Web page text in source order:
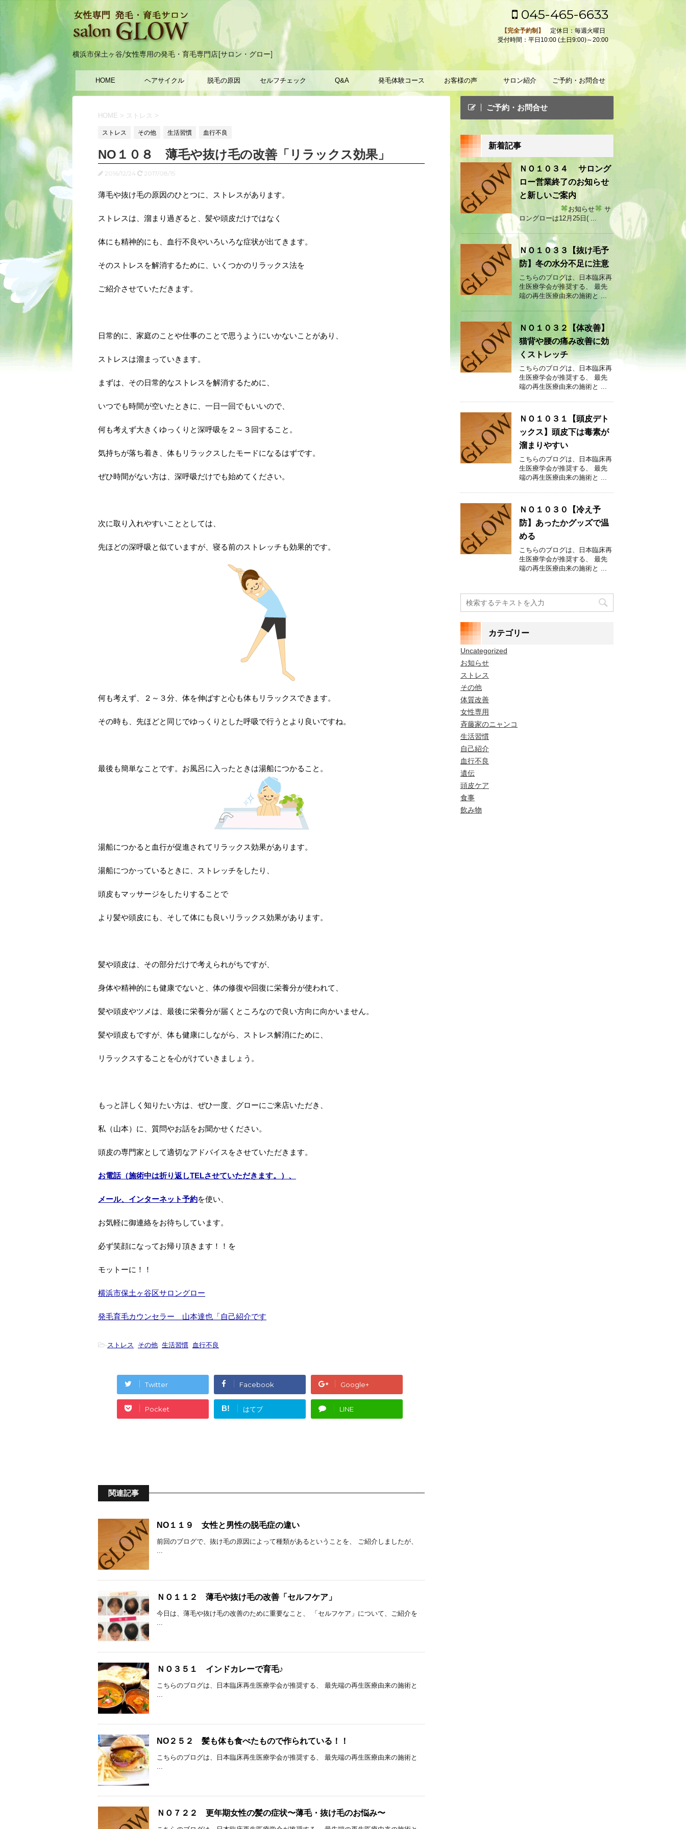
横浜市保土ヶ谷/女性専用の発毛・育毛専門店[サロン・グロー]
045-465-6633
【完全予約制】
定休日：毎週火曜日
受付時間：平日10:00 (土日9:00)～20:00
HOME ヘアサイクル 脱毛の原因 セルフチェック Q&A 発毛体験コース お客様の声 サロン紹介 ご予約・お問合せ
HOME > ストレス >
ストレス その他 生活習慣 血行不良
NO１０８ 薄毛や抜け毛の改善「リラックス効果」
2016/12/24 2017/08/15
薄毛や抜け毛の原因のひとつに、ストレスがあります。
ストレスは、溜まり過ぎると、髪や頭皮だけではなく
体にも精神的にも、血行不良やいろいろな症状が出てきます。
そのストレスを解消するために、いくつかのリラックス法を
ご紹介させていただきます。
日常的に、家庭のことや仕事のことで思うようにいかないことがあり、
ストレスは溜まっていきます。
まずは、その日常的なストレスを解消するために、
いつでも時間が空いたときに、一日一回でもいいので、
何も考えず大きくゆっくりと深呼吸を２～３回すること。
気持ちが落ち着き、体もリラックスしたモードになるはずです。
ぜひ時間がない方は、深呼吸だけでも始めてください。
次に取り入れやすいこととしては、
先ほどの深呼吸と似ていますが、寝る前のストレッチも効果的です。
何も考えず、２～３分、体を伸ばすと心も体もリラックスできます。
その時も、先ほどと同じでゆっくりとした呼吸で行うとより良いですね。
最後も簡単なことです。お風呂に入ったときは湯船につかること。
湯船につかると血行が促進されてリラックス効果があります。
湯船につかっているときに、ストレッチをしたり、
頭皮もマッサージをしたりすることで
より髪や頭皮にも、そして体にも良いリラックス効果があります。
髪や頭皮は、その部分だけで考えられがちですが、
身体や精神的にも健康でないと、体の修復や回復に栄養分が使われて、
髪や頭皮やツメは、最後に栄養分が届くところなので良い方向に向かいません。
髪や頭皮もですが、体も健康にしながら、ストレス解消にために、
リラックスすることを心がけていきましょう。
もっと詳しく知りたい方は、ぜひ一度、グローにご来店いただき、
私（山本）に、質問やお話をお聞かせください。
頭皮の専門家として適切なアドバイスをさせていただきます。
お電話（施術中は折り返しTELさせていただきます。）、
メール、インターネット予約を使い、
お気軽に御連絡をお待ちしています。
必ず笑顔になってお帰り頂きます！！を
モットーに！！
横浜市保土ヶ谷区サロングロー
発毛育毛カウンセラー 山本達也「自己紹介です
-ストレス, その他, 生活習慣, 血行不良
Twitter Facebook Google+
Pocket B! はてブ LINE
関連記事
NO１１９ 女性と男性の脱毛症の違い
前回のブログで、抜け毛の原因によって種類があるということを、 ご紹介しましたが、
...
ＮＯ１１２ 薄毛や抜け毛の改善「セルフケア」
今日は、薄毛や抜け毛の改善のために重要なこと、 「セルフケア」について、ご紹介を
...
ＮＯ３５１ インドカレーで育毛♪
こちらのブログは、日本臨床再生医療学会が推奨する、 最先端の再生医療由来の施術と
...
NO２５２ 髪も体も食べたもので作られている！！
こちらのブログは、日本臨床再生医療学会が推奨する、 最先端の再生医療由来の施術と
...
ＮＯ７２２ 更年期女性の髪の症状〜薄毛・抜け毛のお悩み〜
ご予約・お問合せ
新着記事
ＮＯ１０３４ サロング
ロー営業終了のお知らせ
と新しいご案内
お知らせ
サ
ロングローは12月25日( ...
ＮＯ１０３３【抜け毛予
防】冬の水分不足に注意
こちらのブログは、日本臨床再
生医療学会が推奨する、 最先
端の再生医療由来の施術と ...
ＮＯ１０３２【体改善】
猫背や腰の痛み改善に効
くストレッチ
こちらのブログは、日本臨床再
生医療学会が推奨する、 最先
端の再生医療由来の施術と ...
ＮＯ１０３１【頭皮デト
ックス】頭皮下は毒素が
溜まりやすい
こちらのブログは、日本臨床再
生医療学会が推奨する、 最先
端の再生医療由来の施術と ...
ＮＯ１０３０【冷え予
防】あったかグッズで温
める
こちらのブログは、日本臨床再
生医療学会が推奨する、 最先
端の再生医療由来の施術と ...
カテゴリー
Uncategorized
お知らせ
ストレス
その他
体質改善
女性専用
斉藤家のニャンコ
生活習慣
自己紹介
血行不良
遺伝
頭皮ケア
食事
飲み物